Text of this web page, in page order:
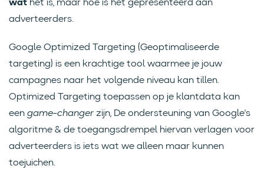
wat het is, maar hoe is het gepresenteerd aan
adverteerders.
Google Optimized Targeting (Geoptimaliseerde
targeting) is een krachtige tool waarmee je jouw
campagnes naar het volgende niveau kan tillen.
Optimized Targeting toepassen op je klantdata kan
een game-changer zijn, De ondersteuning van Google's
algoritme & de toegangsdrempel hiervan verlagen voor
adverteerders is iets wat we alleen maar kunnen
toejuichen.